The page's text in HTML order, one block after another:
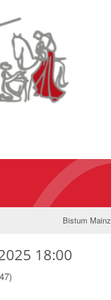
Bistum Mainz
18:00